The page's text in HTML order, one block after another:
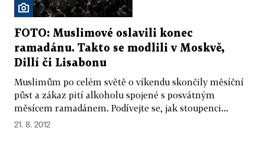
FOTO: Muslimové oslavili konec
ramadánu. Takto se modlili v Moskvě,
Dillí či Lisabonu
Muslimům po celém světě o víkendu skončily měsíční
půst a zákaz pití alkoholu spojené s posvátným
měsícem ramadánem. Podívejte se, jak stoupenci...
21. 8. 2012